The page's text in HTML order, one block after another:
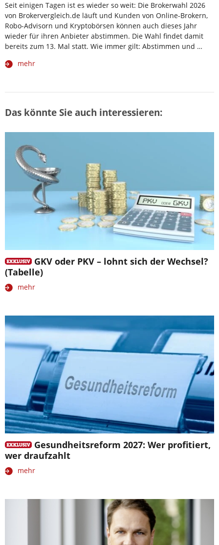
Seit einigen Tagen ist es wieder so weit: Die Brokerwahl 2026
von Brokervergleich.de läuft und Kunden von Online-Brokern,
Robo-Advisorn und Kryptobörsen können auch dieses Jahr
wieder für ihren Anbieter abstimmen. Die Wahl findet damit
bereits zum 13. Mal statt. Wie immer gilt: Abstimmen und …
mehr
Das könnte Sie auch interessieren:
GKV oder PKV – lohnt sich der Wechsel?
(Tabelle)
mehr
Gesundheitsreform 2027: Wer profitiert,
wer draufzahlt
mehr